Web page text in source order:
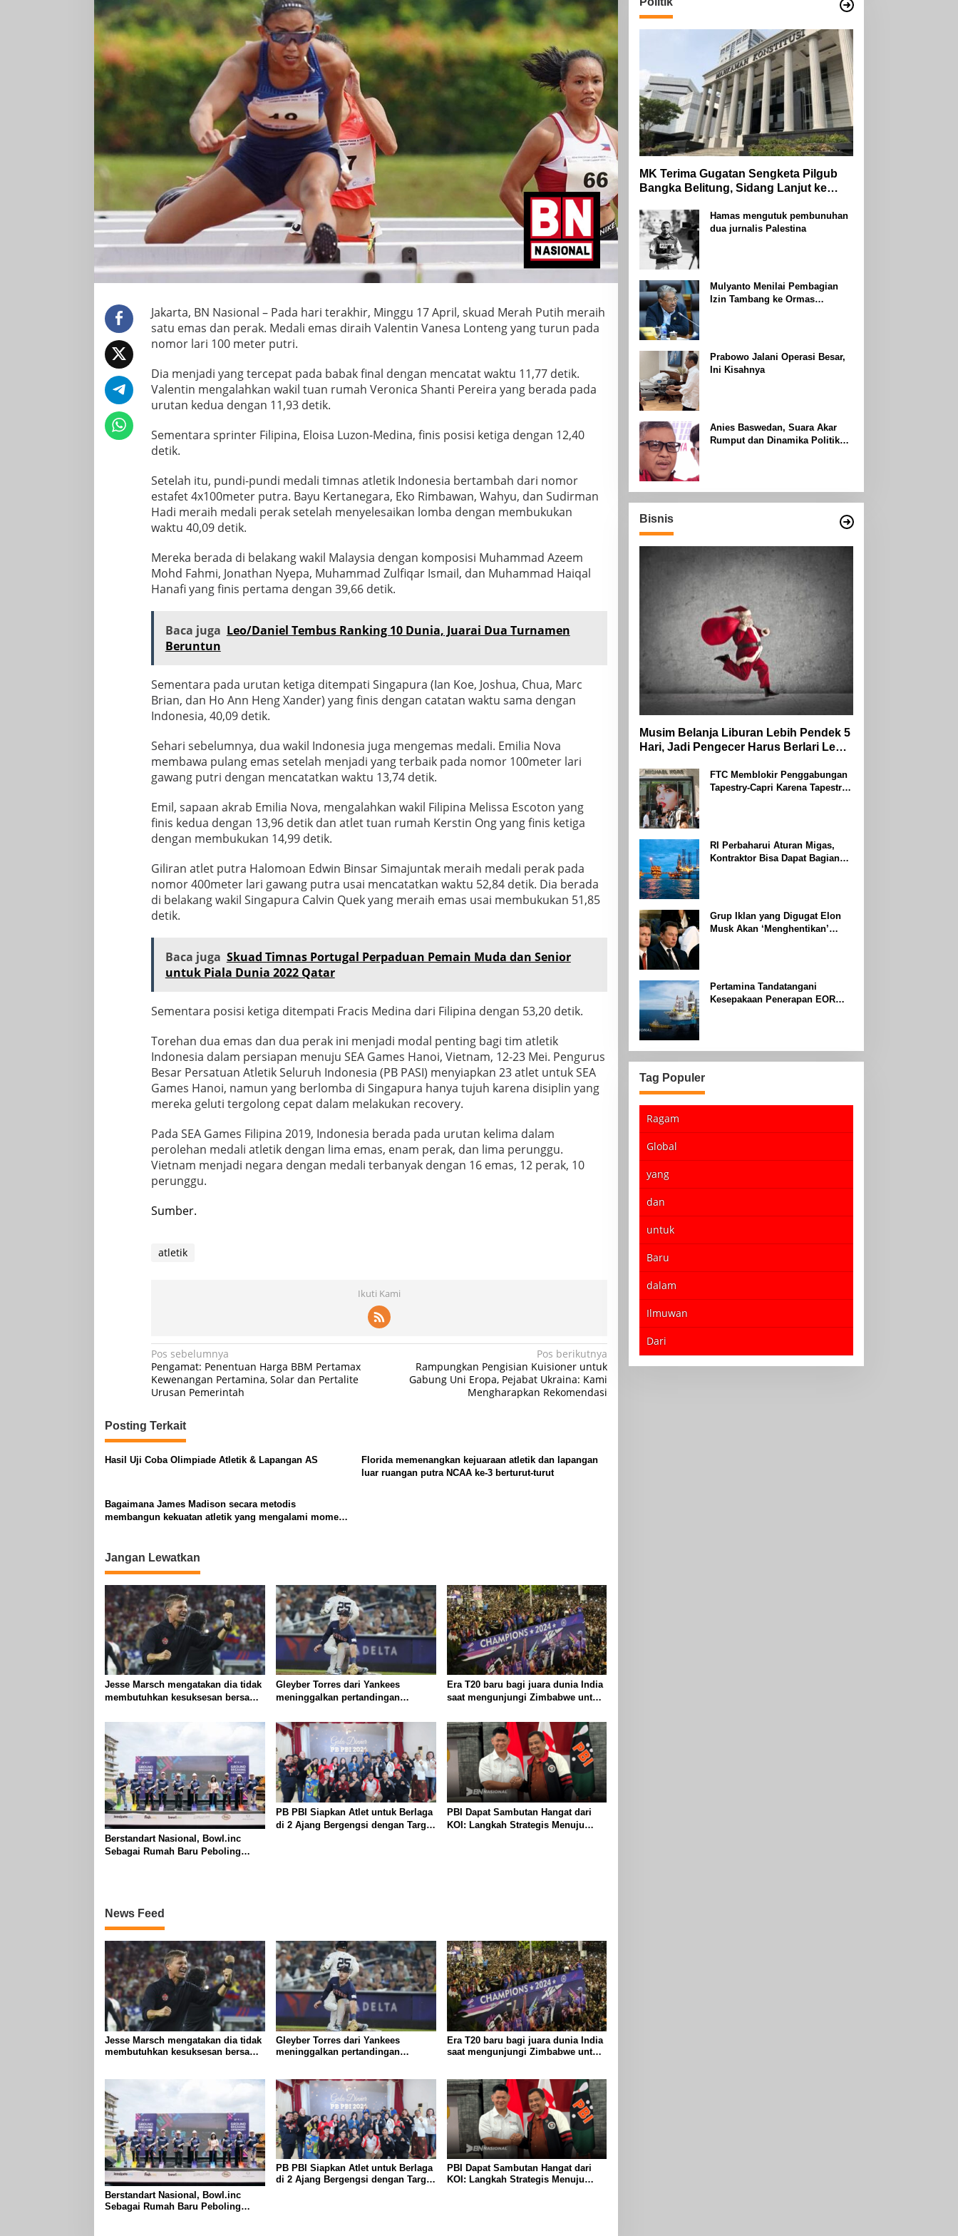
SEA
Games
2021
Jakarta, BN Nasional – Pada hari terakhir, Minggu 17 April, skuad Merah Putih meraih
satu emas dan perak. Medali emas diraih Valentin Vanesa Lonteng yang turun pada
nomor lari 100 meter putri.
Dia menjadi yang tercepat pada babak final dengan mencatat waktu 11,77 detik.
Valentin mengalahkan wakil tuan rumah Veronica Shanti Pereira yang berada pada
urutan kedua dengan 11,93 detik.
Sementara sprinter Filipina, Eloisa Luzon-Medina, finis posisi ketiga dengan 12,40
detik.
Setelah itu, pundi-pundi medali timnas atletik Indonesia bertambah dari nomor
estafet 4x100meter putra. Bayu Kertanegara, Eko Rimbawan, Wahyu, dan Sudirman
Hadi meraih medali perak setelah menyelesaikan lomba dengan membukukan
waktu 40,09 detik.
Mereka berada di belakang wakil Malaysia dengan komposisi Muhammad Azeem
Mohd Fahmi, Jonathan Nyepa, Muhammad Zulfiqar Ismail, dan Muhammad Haiqal
Hanafi yang finis pertama dengan 39,66 detik.
Baca juga Leo/Daniel Tembus Ranking 10 Dunia, Juarai Dua Turnamen
Beruntun
Sementara pada urutan ketiga ditempati Singapura (Ian Koe, Joshua, Chua, Marc
Brian, dan Ho Ann Heng Xander) yang finis dengan catatan waktu sama dengan
Indonesia, 40,09 detik.
Sehari sebelumnya, dua wakil Indonesia juga mengemas medali. Emilia Nova
membawa pulang emas setelah menjadi yang terbaik pada nomor 100meter lari
gawang putri dengan mencatatkan waktu 13,74 detik.
Emil, sapaan akrab Emilia Nova, mengalahkan wakil Filipina Melissa Escoton yang
finis kedua dengan 13,96 detik dan atlet tuan rumah Kerstin Ong yang finis ketiga
dengan membukukan 14,99 detik.
Giliran atlet putra Halomoan Edwin Binsar Simajuntak meraih medali perak pada
nomor 400meter lari gawang putra usai mencatatkan waktu 52,84 detik. Dia berada
di belakang wakil Singapura Calvin Quek yang meraih emas usai membukukan 51,85
detik.
Baca juga Skuad Timnas Portugal Perpaduan Pemain Muda dan Senior
untuk Piala Dunia 2022 Qatar
Sementara posisi ketiga ditempati Fracis Medina dari Filipina dengan 53,20 detik.
Torehan dua emas dan dua perak ini menjadi modal penting bagi tim atletik
Indonesia dalam persiapan menuju SEA Games Hanoi, Vietnam, 12-23 Mei. Pengurus
Besar Persatuan Atletik Seluruh Indonesia (PB PASI) menyiapkan 23 atlet untuk SEA
Games Hanoi, namun yang berlomba di Singapura hanya tujuh karena disiplin yang
mereka geluti tergolong cepat dalam melakukan recovery.
Pada SEA Games Filipina 2019, Indonesia berada pada urutan kelima dalam
perolehan medali atletik dengan lima emas, enam perak, dan lima perunggu.
Vietnam menjadi negara dengan medali terbanyak dengan 16 emas, 12 perak, 10
perunggu.
Sumber.
atletik
Ikuti Kami
Navigasi
pos
Pos sebelumnya
Pengamat: Penentuan Harga BBM Pertamax
Kewenangan Pertamina, Solar dan Pertalite
Urusan Pemerintah
Pos berikutnya
Rampungkan Pengisian Kuisioner untuk
Gabung Uni Eropa, Pejabat Ukraina: Kami
Mengharapkan Rekomendasi
Posting Terkait
Hasil Uji Coba Olimpiade Atletik & Lapangan AS
Florida memenangkan kejuaraan atletik dan lapangan
luar ruangan putra NCAA ke-3 berturut-turut
Bagaimana James Madison secara metodis
membangun kekuatan atletik yang mengalami momen
Jangan Lewatkan
Jesse Marsch mengatakan dia tidak
membutuhkan kesuksesan bersama
kemampuan kepelatihannya
Gleyber Torres dari Yankees
meninggalkan pertandingan
mengalami cedera pangkal paha
kanan
Era T20 baru bagi juara dunia India
saat mengunjungi Zimbabwe untuk
Berstandart Nasional, Bowl.inc
Sebagai Rumah Baru Peboling
PB PBI Siapkan Atlet untuk Berlaga
di 2 Ajang Bergengsi dengan Target
PBI Dapat Sambutan Hangat dari
KOI: Langkah Strategis Menuju
News Feed
Jesse Marsch mengatakan dia tidak
membutuhkan kesuksesan bersama
Gleyber Torres dari Yankees
meninggalkan pertandingan
kanan
Era T20 baru bagi juara dunia India
saat mengunjungi Zimbabwe untuk
Berstandart Nasional, Bowl.inc
Sebagai Rumah Baru Peboling
PB PBI Siapkan Atlet untuk Berlaga
di 2 Ajang Bergengsi dengan Target
PBI Dapat Sambutan Hangat dari
KOI: Langkah Strategis Menuju
MK Terima Gugatan Sengketa Pilgub
Bangka Belitung, Sidang Lanjut ke
Hamas mengutuk pembunuhan
dua jurnalis Palestina
Mulyanto Menilai Pembagian
Izin Tambang ke Ormas
Prabowo Jalani Operasi Besar,
Ini Kisahnya
Anies Baswedan, Suara Akar
Rumput dan Dinamika Politik
Bisnis
Musim Belanja Liburan Lebih Pendek 5
Hari, Jadi Pengecer Harus Berlari Lebih
FTC Memblokir Penggabungan
Tapestry-Capri Karena Tapestry
RI Perbaharui Aturan Migas,
Kontraktor Bisa Dapat Bagian
Grup Iklan yang Digugat Elon
Musk Akan ‘Menghentikan’
Pertamina Tandatangani
Kesepakaan Penerapan EOR
Tag Populer
Ragam
Global
yang
dan
untuk
Baru
dalam
Ilmuwan
Dari